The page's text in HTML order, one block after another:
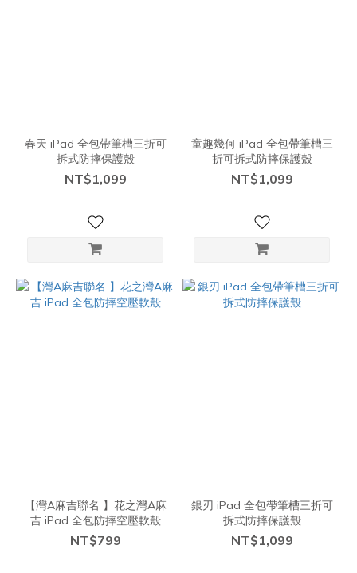
春天 iPad 全包帶筆槽三折可
拆式防摔保護殼
NT$1,099
童趣幾何 iPad 全包帶筆槽三
折可拆式防摔保護殼
NT$1,099
【灣A麻吉聯名 】花之灣A麻
吉 iPad 全包防摔空壓軟殼
NT$799
銀刃 iPad 全包帶筆槽三折可
拆式防摔保護殼
NT$1,099